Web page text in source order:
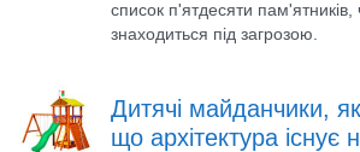
список п'ятдесяти пам'ятників,
знаходиться під загрозою.
Дитячі майданчики,
що архітектура